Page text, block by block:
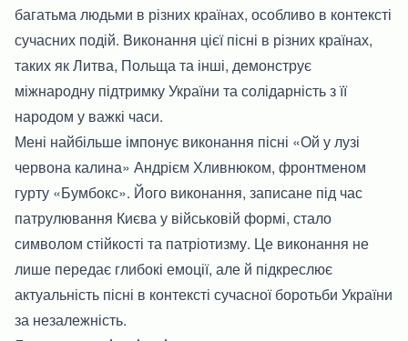
багатьма людьми в різних країнах, особливо в контексті
сучасних подій. Виконання цієї пісні в різних країнах,
таких як Литва, Польща та інші, демонструє
міжнародну підтримку України та солідарність з її
народом у важкі часи.
Мені найбільше імпонує виконання пісні «Ой у лузі
червона калина» Андрієм Хливнюком, фронтменом
гурту «Бумбокс». Його виконання, записане під час
патрулювання Києва у військовій формі, стало
символом стійкості та патріотизму. Це виконання не
лише передає глибокі емоції, але й підкреслює
актуальність пісні в контексті сучасної боротьби України
за незалежність.